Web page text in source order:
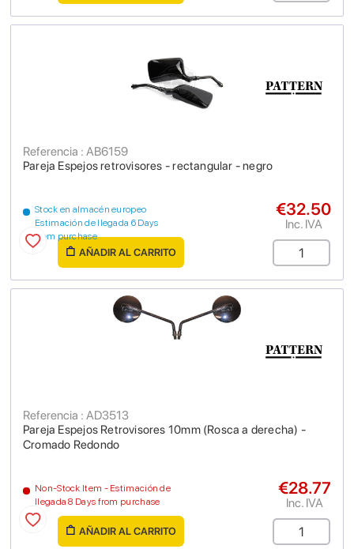
Pareja Espejos retrovisores - rectangular - negro
Referencia : AB6159
Stock en almacén europeo
Estimación de llegada 6 Days
from purchase
€32.50
Inc. IVA
AÑADIR AL CARRITO
Pareja Espejos Retrovisores 10mm (Rosca a derecha) -
Cromado Redondo
Referencia : AD3513
Non-Stock Item - Estimación de
llegada 8 Days from purchase
€28.77
Inc. IVA
AÑADIR AL CARRITO